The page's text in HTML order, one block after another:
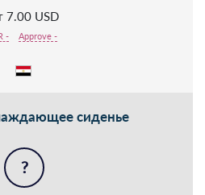
7.00 USD
- Approve -
сиденье
?